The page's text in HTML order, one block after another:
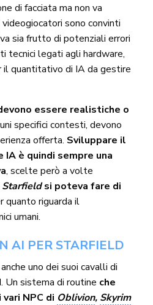
di facciata ma non va
sono convinti
sia frutto di potenziali errori
tecnici legati agli hardware,
il quantitativo di IA da gestire
essere realistiche o
specifici contesti, devono
offerta. Sviluppare il
è quindi sempre una
, scelte però a volte
Starfieldsi poteva fare di
quanto riguarda il
umani.
AI PER STARFIELD
uno dei suoi cavalli di
. Un sistema di routine che
NPC di Oblivion, Skyrim